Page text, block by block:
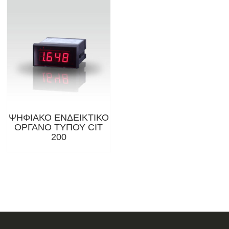
ΨΗΦΙΑΚΟ ΕΝΔΕΙΚΤΙΚΟ
ΟΡΓΑΝΟ ΤΥΠΟΥ CIT
200